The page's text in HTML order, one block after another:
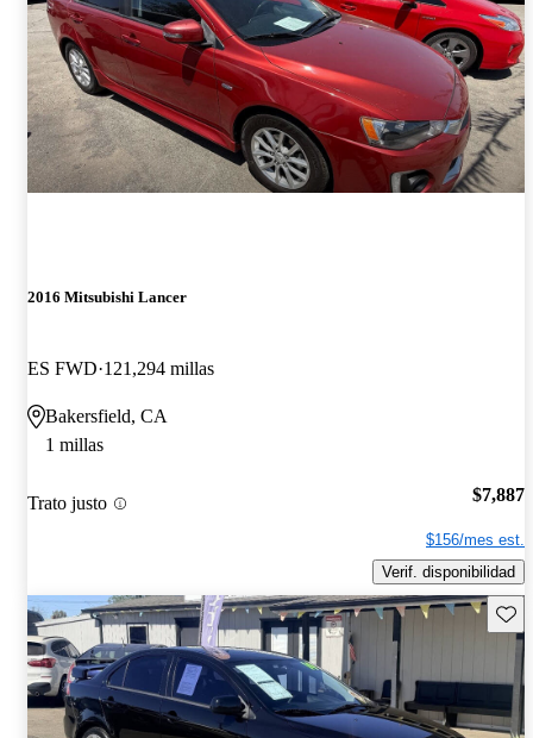
2016 Mitsubishi Lancer
ES FWD 121,294 millas
Bakersfield, CA
1 millas
Trato justo $7,887
$156/mes est.
Verif. disponibilidad